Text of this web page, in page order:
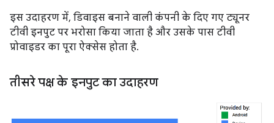
इस उदाहरण में, डिवाइस बनाने वाली कंपनी के दिए गए ट्यूनर
टीवी इनपुट पर भरोसा किया जाता है और उसके पास टीवी
प्रोवाइडर का पूरा ऐक्सेस होता है.
तीसरे पक्ष के इनपुट का उदाहरण